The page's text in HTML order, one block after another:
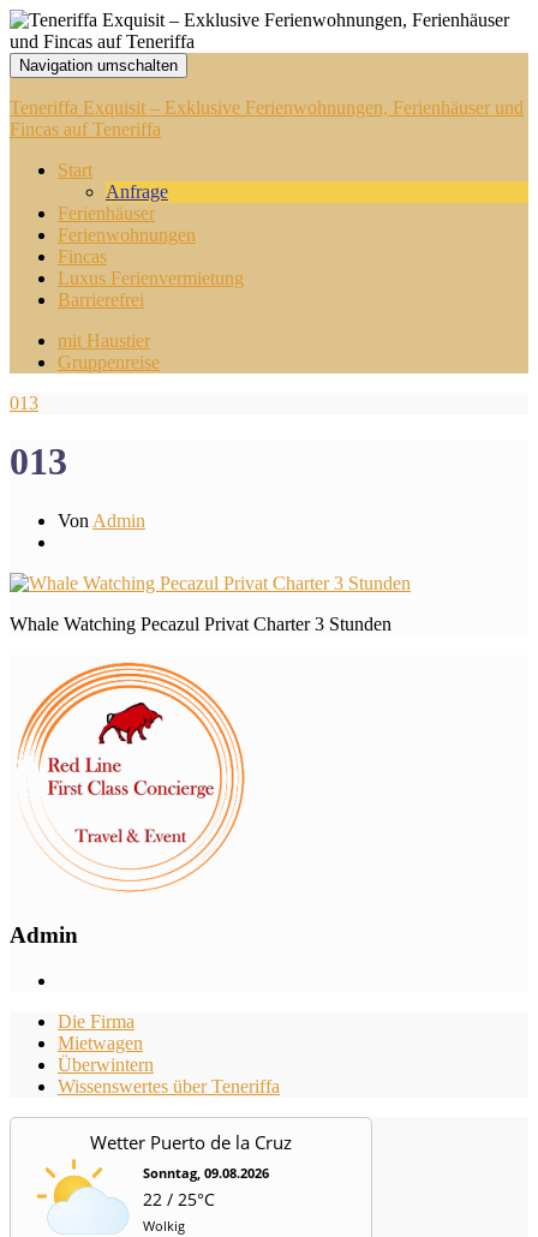
Navigation umschalten
Teneriffa Exquisit – Exklusive Ferienwohnungen, Ferienhäuser und
Fincas auf Teneriffa
Start
Anfrage
Ferienhäuser
Ferienwohnungen
Fincas
Luxus Ferienvermietung
Barrierefrei
mit Haustier
Gruppenreise
013
013
Von Admin
Whale Watching Pecazul Privat Charter 3 Stunden
Admin
Die Firma
Mietwagen
Überwintern
Wissenswertes über Teneriffa
Wetter Puerto de la Cruz
Sonntag, 09.08.2026
22 / 25°C
Wolkig